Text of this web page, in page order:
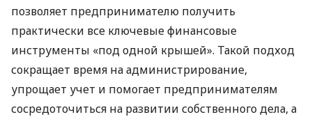
позволяет предпринимателю получить
практически все ключевые финансовые
инструменты «под одной крышей». Такой подход
сокращает время на администрирование,
упрощает учет и помогает предпринимателям
сосредоточиться на развитии собственного дела, а